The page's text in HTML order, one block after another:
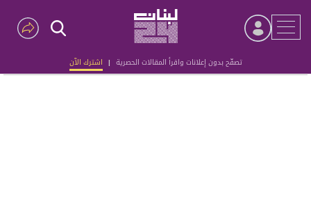
تصفّح بدون إعلانات واقرأ المقالات الحصرية | اشترك الآن
Advertisement